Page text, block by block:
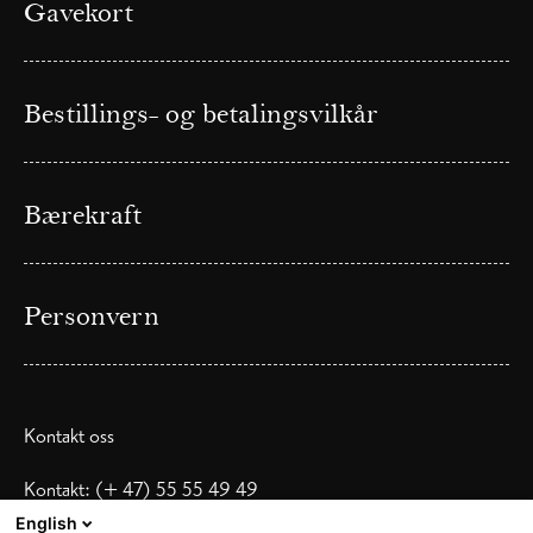
Gavekort
Bestillings- og betalingsvilkår
Bærekraft
Personvern
Kontakt oss
Kontakt: (+ 47) 55 55 49 49
Tlf: (+47) 995 82 008
English